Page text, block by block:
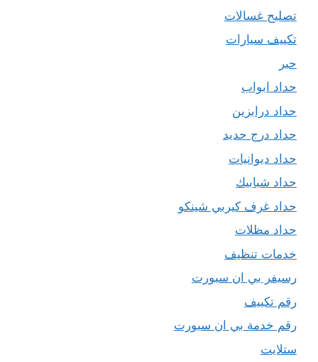
تصليح غسالات
تكييف سيارات
حبر
حداد ابواب
حداد درابزين
حداد درج حديد
حداد ديوانيات
حداد شبابيك
حداد غرف كيربي شينكو
حداد مظلات
خدمات تنظيف
رسيفر بي ان سبورت
رقم تكييف
رقم خدمة بي ان سبورت
ستلايت